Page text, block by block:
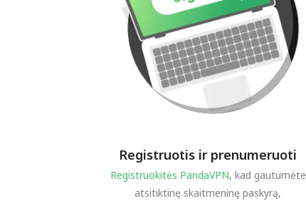
Registruotis ir prenumeruoti
Registruokitės PandaVPN, kad gautumėte
atsitiktinę skaitmeninę paskyrą,